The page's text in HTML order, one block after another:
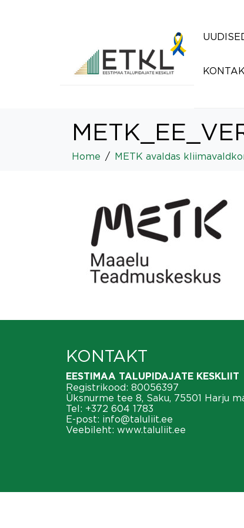
Home METK avaldas
KONTAKT
EESTIMAA TALUPIDAJATE KESKLIIT
Registrikood: 80056397
Üksnurme tee 8, Saku, 75501 Harju
Tel: +372 604 1783
E-post: info@taluliit.ee
Veebileht: www.taluliit.ee